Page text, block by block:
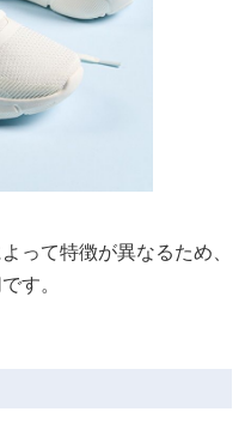
って特徴が異なるため、
す。